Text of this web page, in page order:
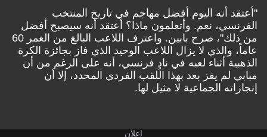
"أعتقد أنه اليوم أفضل مهاجم في تاريخ المنتخب
الفرنسي، نعم. وأتعلمون ماذا؟ أعتقد أنه سيصبح أفضل
من ذلك"، صرح بابين. واعترف اللاعب البالغ من العمر 60
عاماً، والذي لا يزال اللاعب الوحيد الذي فاز بجائزة الكرة
الذهبية أثناء لعبه في نادٍ فرنسي، أنه على الرغم من أن
مبابي لم يفز بعد بهذا اللقب الفردي المحدد، إلا أن
إنجازاته الجماعية لا مثيل لها.